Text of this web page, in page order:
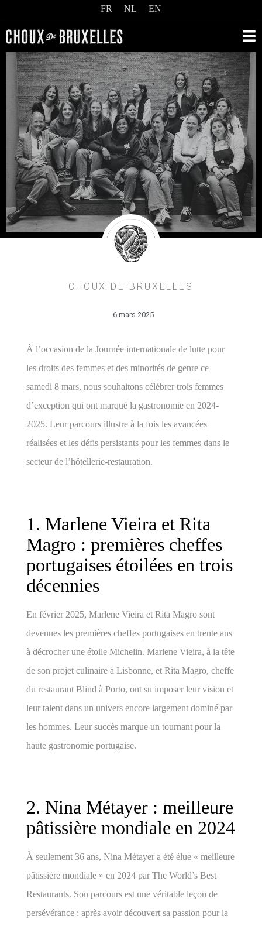
FR NL EN
CHOUX DE BRUXELLES
6 mars 2025
À l’occasion de la Journée internationale de lutte pour
les droits des femmes et des minorités de genre ce
samedi 8 mars, nous souhaitons célébrer trois femmes
d’exception qui ont marqué la gastronomie en 2024-
2025. Leur parcours illustre à la fois les avancées
réalisées et les défis persistants pour les femmes dans le
secteur de l’hôtellerie-restauration.
1. Marlene Vieira et Rita
Magro : premières cheffes
portugaises étoilées en trois
décennies
En février 2025, Marlene Vieira et Rita Magro sont
devenues les premières cheffes portugaises en trente ans
à décrocher une étoile Michelin. Marlene Vieira, à la tête
de son projet culinaire à Lisbonne, et Rita Magro, cheffe
du restaurant Blind à Porto, ont su imposer leur vision et
leur talent dans un univers encore largement dominé par
les hommes. Leur succès marque un tournant pour la
haute gastronomie portugaise.
2. Nina Métayer : meilleure
pâtissière mondiale en 2024
À seulement 36 ans, Nina Métayer a été élue « meilleure
pâtissière mondiale » en 2024 par The World’s Best
Restaurants. Son parcours est une véritable leçon de
persévérance : après avoir découvert sa passion pour la